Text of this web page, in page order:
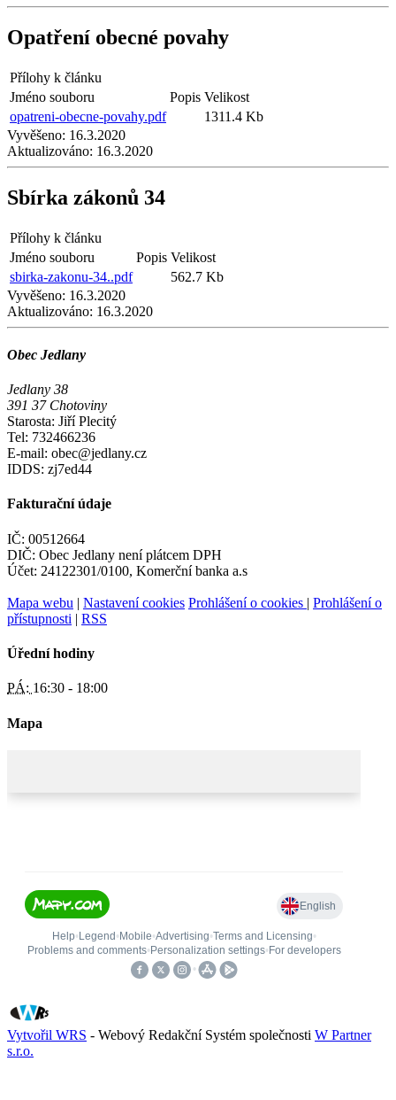
Opatření obecné povahy
Přílohy k článku
Jméno souboru
Popis Velikost
opatreni-obecne-povahy.pdf
1311.4 Kb
Vyvěšeno: 16.3.2020
Aktualizováno: 16.3.2020
Sbírka zákonů 34
Přílohy k článku
Jméno souboru
Popis Velikost
sbirka-zakonu-34..pdf
562.7 Kb
Vyvěšeno: 16.3.2020
Aktualizováno: 16.3.2020
Obec Jedlany
Jedlany 38
391 37 Chotoviny
Starosta: Jiří Plecitý
Tel: 732466236
E-mail: obec@jedlany.cz
IDDS: zj7ed44
Fakturační údaje
IČ: 00512664
DIČ: Obec Jedlany není plátcem DPH
Účet: 24122301/0100, Komerční banka a.s
Mapa webu | Nastavení cookies Prohlášení o cookies | Prohlášení o
přístupnosti | RSS
Úřední hodiny
PÁ: 16:30 - 18:00
Mapa
Vytvořil WRS - Webový Redakční Systém společnosti W Partner
s.r.o.